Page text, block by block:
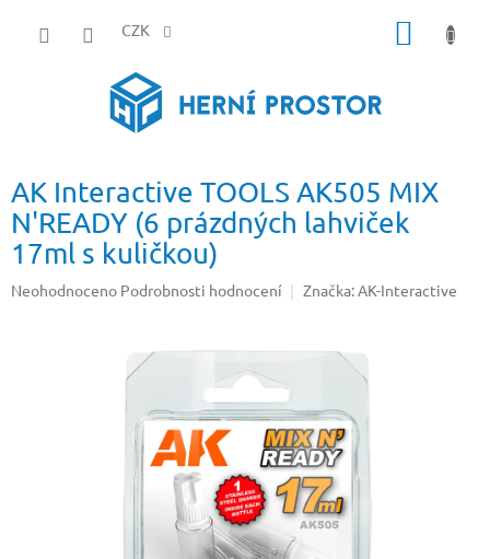
CZK
AK Interactive TOOLS AK505 MIX
N'READY (6 prázdných lahviček
17ml s kuličkou)
Průměrné
Neohodnoceno Podrobnosti hodnocení Značka:AK-Interactive